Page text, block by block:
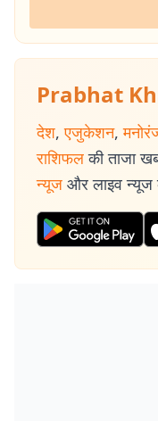
Prabhat
देश, एजुकेशन,
राशिफल की ताजा
न्यूज और लाइव न्यूज